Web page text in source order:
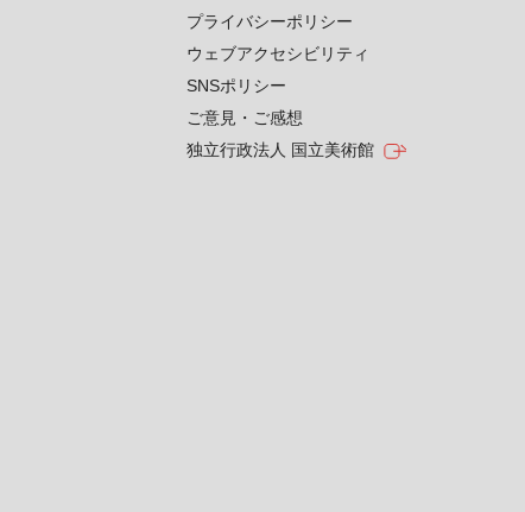
プライバシーポリシー
ウェブアクセシビリティ
SNSポリシー
ご意見・ご感想
独立行政法人 国立美術館